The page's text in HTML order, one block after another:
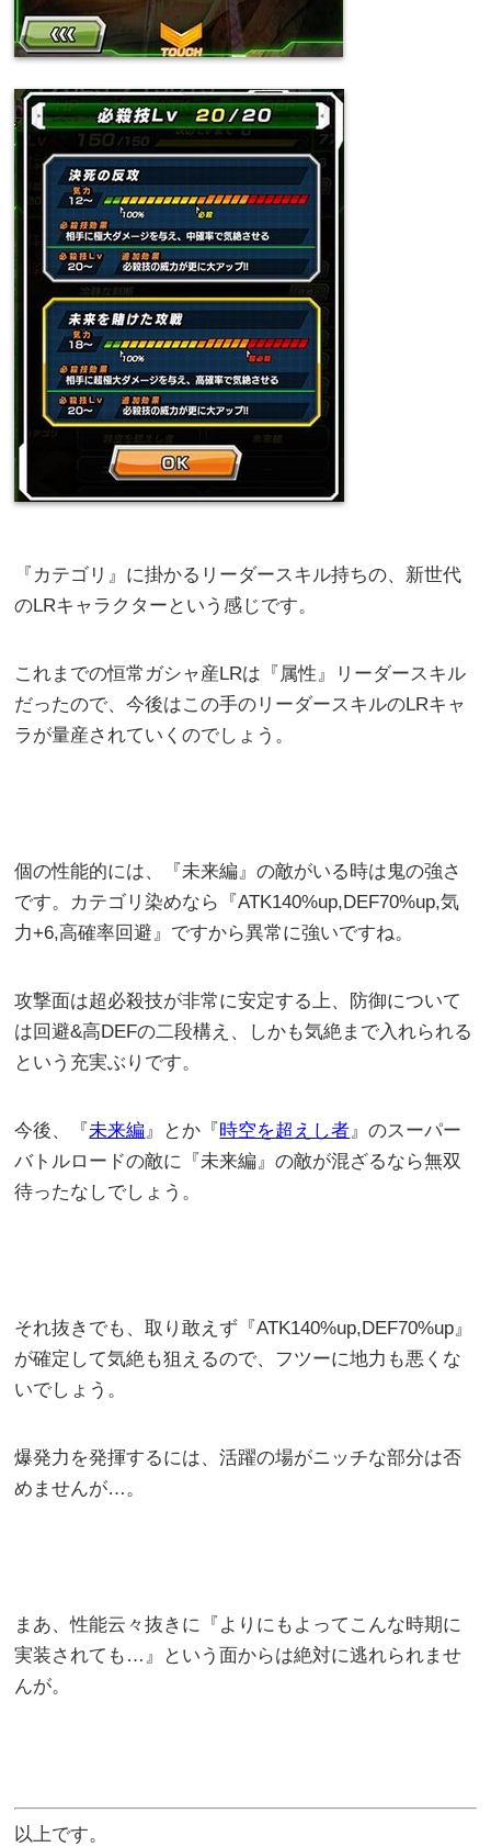
『カテゴリ』に掛かるリーダースキル持ちの、新世代
のLRキャラクターという感じです。
これまでの恒常ガシャ産LRは『属性』リーダースキル
だったので、今後はこの手のリーダースキルのLRキャ
ラが量産されていくのでしょう。
個の性能的には、『未来編』の敵がいる時は鬼の強さ
です。カテゴリ染めなら『ATK140%up,DEF70%up,気
力+6,高確率回避』ですから異常に強いですね。
攻撃面は超必殺技が非常に安定する上、防御について
は回避&高DEFの二段構え、しかも気絶まで入れられる
という充実ぶりです。
今後、『未来編』とか『 時空を超えし者』のスーパー
バトルロードの敵に『未来編』の敵が混ざるなら無双
待ったなしでしょう。
それ抜きでも、取り敢えず『ATK140%up,DEF70%up』
が確定して気絶も狙えるので、フツーに地力も悪くな
いでしょう。
爆発力を発揮するには、活躍の場がニッチな部分は否
めませんが…。
まあ、性能云々抜きに『よりにもよってこんな時期に
実装されても…』という面からは絶対に逃れられませ
んが。
以上です。